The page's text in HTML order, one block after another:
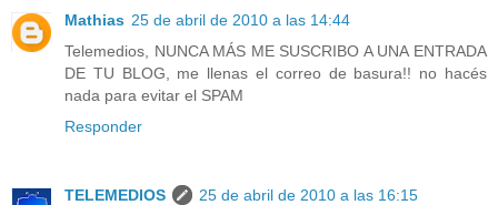
Mathias 25 de abril de 2010 a las 14:44
Telemedios, NUNCA MÁS ME SUSCRIBO A UNA ENTRADA
DE TU BLOG, me llenas el correo de basura!! no hacés
nada para evitar el SPAM
Responder
TELEMEDIOS
25 de abril de 2010 a las 16:15